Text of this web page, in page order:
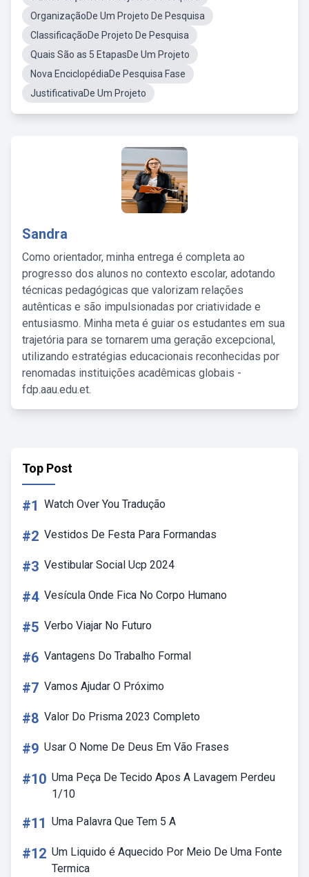
OrganizaçãoDe Um Projeto De Pesquisa
ClassificaçãoDe Projeto De Pesquisa
Quais São as 5 EtapasDe Um Projeto
Nova EnciclopédiaDe Pesquisa Fase
JustificativaDe Um Projeto
Sandra
Como orientador, minha entrega é completa ao
progresso dos alunos no contexto escolar, adotando
técnicas pedagógicas que valorizam relações
autênticas e são impulsionadas por criatividade e
entusiasmo. Minha meta é guiar os estudantes em sua
trajetória para se tornarem uma geração excepcional,
utilizando estratégias educacionais reconhecidas por
renomadas instituições acadêmicas globais -
fdp.aau.edu.et.
Top Post
#1 Watch Over You Tradução
#2 Vestidos De Festa Para Formandas
#3 Vestibular Social Ucp 2024
#4 Vesícula Onde Fica No Corpo Humano
#5 Verbo Viajar No Futuro
#6 Vantagens Do Trabalho Formal
#7 Vamos Ajudar O Próximo
#8 Valor Do Prisma 2023 Completo
#9 Usar O Nome De Deus Em Vão Frases
#10 Uma Peça De Tecido Apos A Lavagem Perdeu
1/10
#11 Uma Palavra Que Tem 5 A
#12 Um Liquido é Aquecido Por Meio De Uma Fonte
Termica